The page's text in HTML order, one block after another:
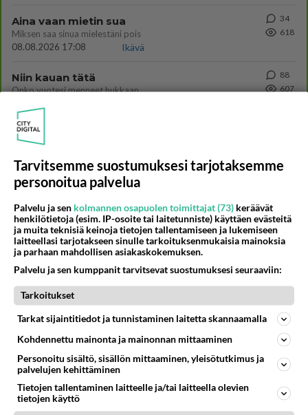
Aina vaan mietin sua
Miksen saa sinua mielestäni pois
08.08.2026 17:08
Ikävä
34
618
Niin kauan tätä
Onko vuotesi menneet hukkaan
88
607
Nainen. Onko meissä
Sinusta jotain samaa? Näköä tai luonteenpiirteitä? Utelias
07.08.2026 21:51
Ikävä
Poutalan onnettomuus
https://www.mtvuutiset.fi/artikkeli/ministeri-mika-poutala-vakavassa-onnettomuudessa/9375980 Kumma kun jutussa ei manit
Missä on Sofia Virta? Loistaa poissaolollaan Erikoisjoukot uudelta kaudelta
Valheet Ceutan kriisistä leviävät 225
Tänään tv:ssä: Salatut elämät palaa kesätauolta - Tässä hieman juonipaljastuksia
Tarvitsemme suostumuksesi tarjotaksemme
personoitua palvelua
Palvelu ja sen kolmannen osapuolen toimittajat (73) keräävät
henkilötietoja (esim. IP-osoite tai laitetunniste) käyttäen evästeitä
ja muita teknisiä keinoja tietojen tallentamiseen ja lukemiseen
laitteellasi tarjotakseen sinulle tarkoituksenmukaisia mainoksia
ja parhaan mahdollisen asiakaskokemuksen.
Palvelu ja sen kumppanit tarvitsevat suostumuksesi seuraaviin:
Tarkoitukset
Tarkat sijaintitiedot ja tunnistaminen laitetta skannaamalla
Kohdennettu mainonta ja mainonnan mittaaminen
Personoitu sisältö, sisällön mittaaminen, yleisötutkimus ja
palvelujen kehittäminen
Tietojen tallentaminen laitteelle ja/tai laitteella olevien
tietojen käyttö